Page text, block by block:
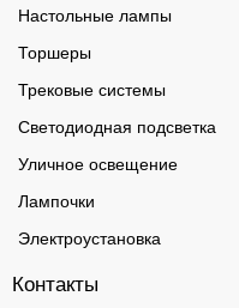
Настольные лампы
Торшеры
Трековые системы
Светодиодная подсветка
Уличное освещение
Лампочки
Электроустановка
Контакты